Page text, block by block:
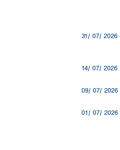
31/ 07/ 2026
14/ 07/ 2026
09/ 07/ 2026
01/ 07/ 2026